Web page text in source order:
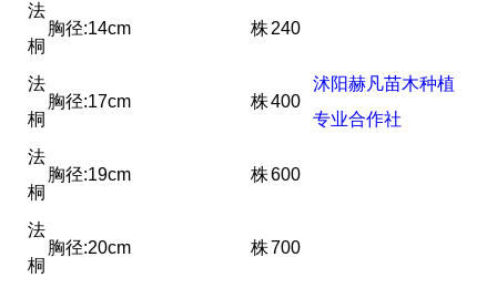
沭阳赫凡苗木种植
专业合作社
法
桐
胸径:14cm 株240
法
桐
胸径:17cm 株400
法
桐
胸径:19cm 株600
法
桐
胸径:20cm 株700